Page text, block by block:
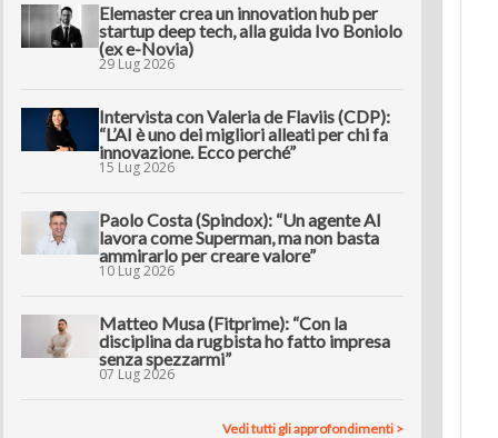
Elemaster crea un innovation hub per
startup deep tech, alla guida Ivo Boniolo
(ex e-Novia)
29 Lug 2026
Intervista con Valeria de Flaviis (CDP):
“L’AI è uno dei migliori alleati per chi fa
innovazione. Ecco perché”
15 Lug 2026
Paolo Costa (Spindox): “Un agente AI
lavora come Superman, ma non basta
ammirarlo per creare valore”
10 Lug 2026
Matteo Musa (Fitprime): “Con la
disciplina da rugbista ho fatto impresa
senza spezzarmi”
07 Lug 2026
Vedi tutti gli approfondimenti >